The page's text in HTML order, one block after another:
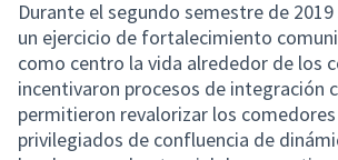
Durante el segundo semestre de
un ejercicio de fortalecimiento
como centro la vida alrededor de los
incentivaron procesos de integración
permitieron revalorizar los
privilegiados de confluencia de